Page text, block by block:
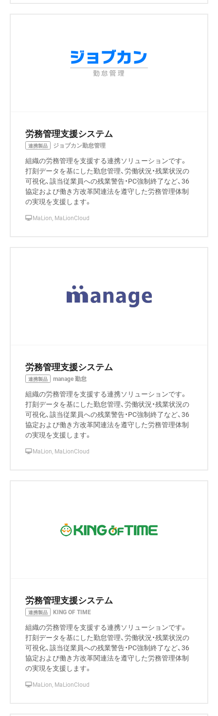
労務管理支援システム
連携製品 ジョブカン勤怠管理
組織の労務管理を支援する連携ソリューションです。
打刻データを基にした勤怠管理、労働状況・残業状況の
可視化、該当従業員への残業警告・PC強制終了など、36
協定および働き方改革関連法を遵守した労務管理体制
の実現を支援します。
MaLion, MaLionCloud
労務管理支援システム
連携製品 manage 勤怠
組織の労務管理を支援する連携ソリューションです。
打刻データを基にした勤怠管理、労働状況・残業状況の
可視化、該当従業員への残業警告・PC強制終了など、36
協定および働き方改革関連法を遵守した労務管理体制
の実現を支援します。
MaLion, MaLionCloud
労務管理支援システム
連携製品 KING OF TIME
組織の労務管理を支援する連携ソリューションです。
打刻データを基にした勤怠管理、労働状況・残業状況の
可視化、該当従業員への残業警告・PC強制終了など、36
協定および働き方改革関連法を遵守した労務管理体制
の実現を支援します。
MaLion, MaLionCloud